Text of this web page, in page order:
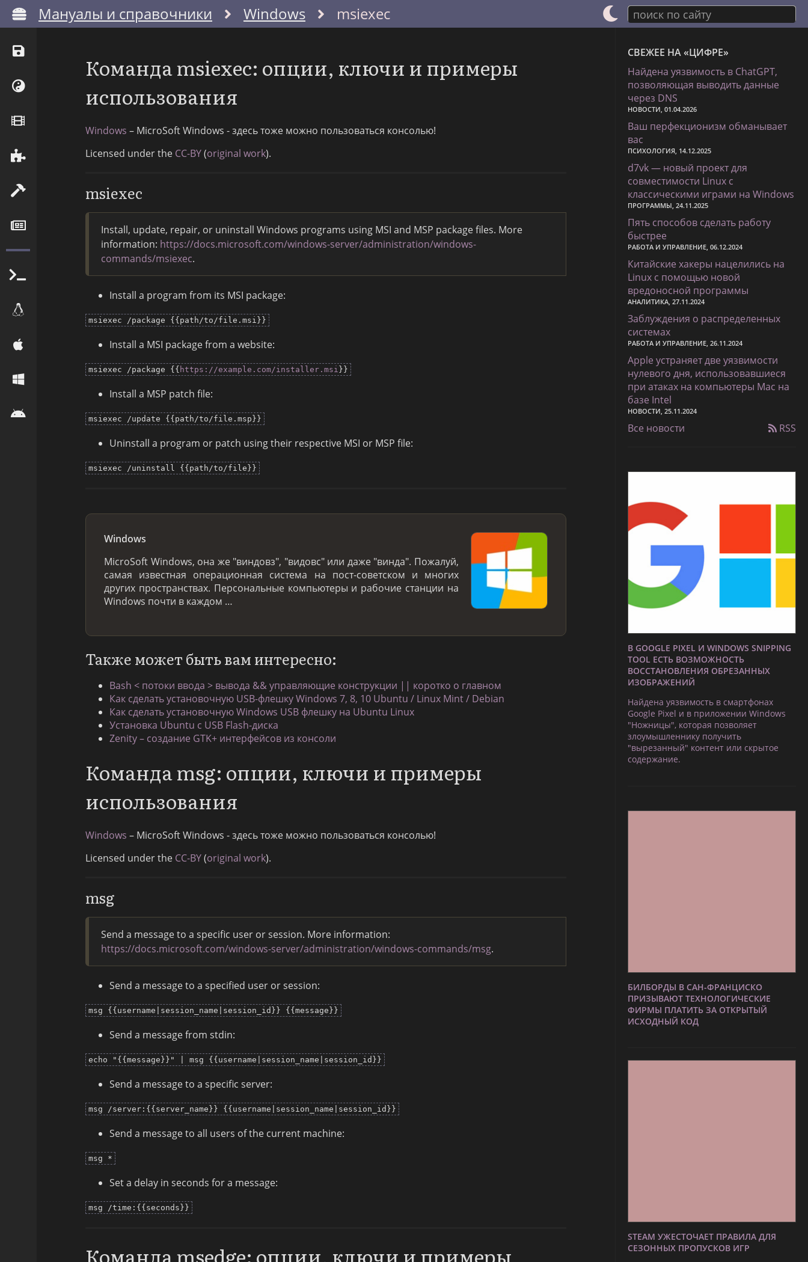
Мануалы и справочники Windows msiexec поиск по сайту
Команда msiexec: опции, ключи и примеры
использования
Windows – MicroSoft Windows - здесь тоже можно пользоваться консолью!
Licensed under the CC-BY(original work).
msiexec
Install, update, repair, or uninstall Windows programs using MSI and MSP package files. More
information: https://docs.microsoft.com/windows-server/administration/windows-
commands/msiexec.
Install a program from its MSI package:
msiexec /package {{path/to/file.msi}}
Install a MSI package from a website:
msiexec /package {{ https://example.com/installer.msi }}
Install a MSP patch file:
msiexec /update {{path/to/file.msp}}
Uninstall a program or patch using their respective MSI or MSP file:
msiexec /uninstall {{path/to/file}}
Windows
MicroSoft Windows, она же "виндовз", "видовс" или даже "винда". Пожалуй,
самая известная операционная система на пост-советском и многих
других пространствах. Персональные компьютеры и рабочие станции на
Windows почти в каждом …
Также может быть вам интересно:
Bash < потоки ввода > вывода && управляющие конструкции || коротко о главном
Как сделать установочную USB-флешку Windows 7, 8, 10 Ubuntu / Linux Mint / Debian
Как сделать установочную Windows USB флешку на Ubuntu Linux
Установка Ubuntu с USB Flash-диска
Zenity – создание GTK+ интерфейсов из консоли
Команда msg: опции, ключи и примеры
использования
Windows – MicroSoft Windows - здесь тоже можно пользоваться консолью!
Licensed under the CC-BY(original work).
msg
Send a message to a specific user or session. More information:
https://docs.microsoft.com/windows-server/administration/windows-commands/msg.
Send a message to a specified user or session:
msg {{username|session_name|session_id}} {{message}}
Send a message from stdin:
echo "{{message}}" | msg {{username|session_name|session_id}}
Send a message to a specific server:
msg /server:{{server_name}} {{username|session_name|session_id}}
Send a message to all users of the current machine:
msg *
Set a delay in seconds for a message:
msg /time:{{seconds}}
Команда msedge: опции, ключи и примеры
СВЕЖЕЕ НА «ЦИФРЕ»
Найдена уязвимость в ChatGPT,
позволяющая выводить данные
через DNS
НОВОСТИ, 01.04.2026
Ваш перфекционизм обманывает
вас
ПСИХОЛОГИЯ, 14.12.2025
d7vk — новый проект для
совместимости Linux с
классическими играми на Windows
ПРОГРАММЫ, 24.11.2025
Пять способов сделать работу
быстрее
РАБОТА И УПРАВЛЕНИЕ, 06.12.2024
Китайские хакеры нацелились на
Linux с помощью новой
вредоносной программы
АНАЛИТИКА, 27.11.2024
Заблуждения о распределенных
системах
РАБОТА И УПРАВЛЕНИЕ, 26.11.2024
Apple устраняет две уязвимости
нулевого дня, использовавшиеся
при атаках на компьютеры Mac на
базе Intel
НОВОСТИ, 25.11.2024
Все новости RSS
В GOOGLE PIXEL И WINDOWS SNIPPING
TOOL ЕСТЬ ВОЗМОЖНОСТЬ
ВОССТАНОВЛЕНИЯ ОБРЕЗАННЫХ
ИЗОБРАЖЕНИЙ
Найдена уязвимость в смартфонах
Google Pixel и в приложении Windows
"Ножницы", которая позволяет
злоумышленнику получить
"вырезанный" контент или скрытое
содержание.
БИЛБОРДЫ В САН-ФРАНЦИСКО
ПРИЗЫВАЮТ ТЕХНОЛОГИЧЕСКИЕ
ФИРМЫ ПЛАТИТЬ ЗА ОТКРЫТЫЙ
ИСХОДНЫЙ КОД
STEAM УЖЕСТОЧАЕТ ПРАВИЛА ДЛЯ
СЕЗОННЫХ ПРОПУСКОВ ИГР